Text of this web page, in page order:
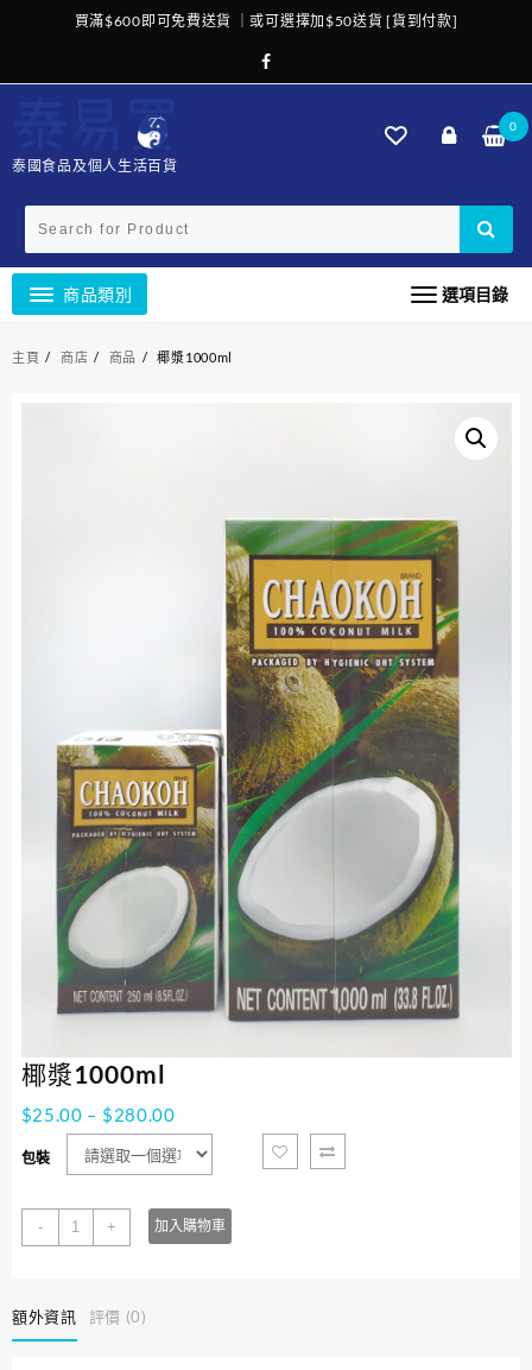
買滿$600即可免費送貨 ｜或可選擇加$50送貨 [貨到付款]
泰國食品及個人生活百貨
0
商品類別 選項目錄
主頁 商店 商品 椰漿1000ml
椰漿1000ml
$25.00 – $280.00
包裝
-
漿
量
+ 加入購物車
額外資訊 評價 (0)